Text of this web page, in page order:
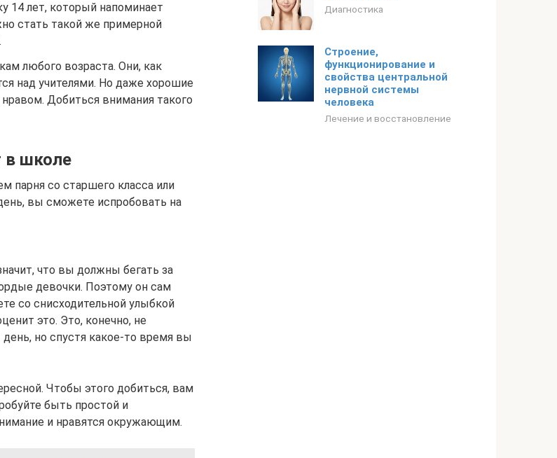
14 лет, который напоминает
стать такой же примерной
любого возраста. Они, как
над учителями. Но даже хорошие
Добиться внимания такого
в школе
парня со старшего класса или
вы сможете испробовать на
что вы должны бегать за
девочки. Поэтому он сам
со снисходительной улыбкой
это. Это, конечно, не
но спустя какое-то время вы
Чтобы этого добиться, вам
быть простой и
и нравятся окружающим.
Диагностика
Строение,
функционирование и
свойства центральной
нервной системы
человека
Лечение и восстановление